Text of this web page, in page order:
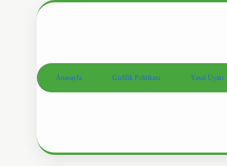
Anasayfa Gizlilik Politikası Yasal Uyarı